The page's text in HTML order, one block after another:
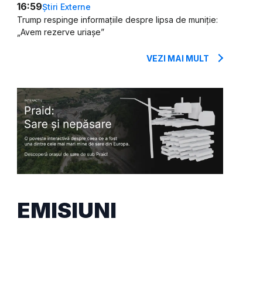
16:59Știri Externe
Trump respinge informațiile despre lipsa de muniție:
„Avem rezerve uriașe”
VEZI MAI MULT
EMISIUNI